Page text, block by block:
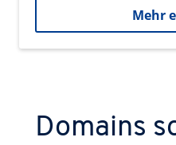
Mehr
Domains